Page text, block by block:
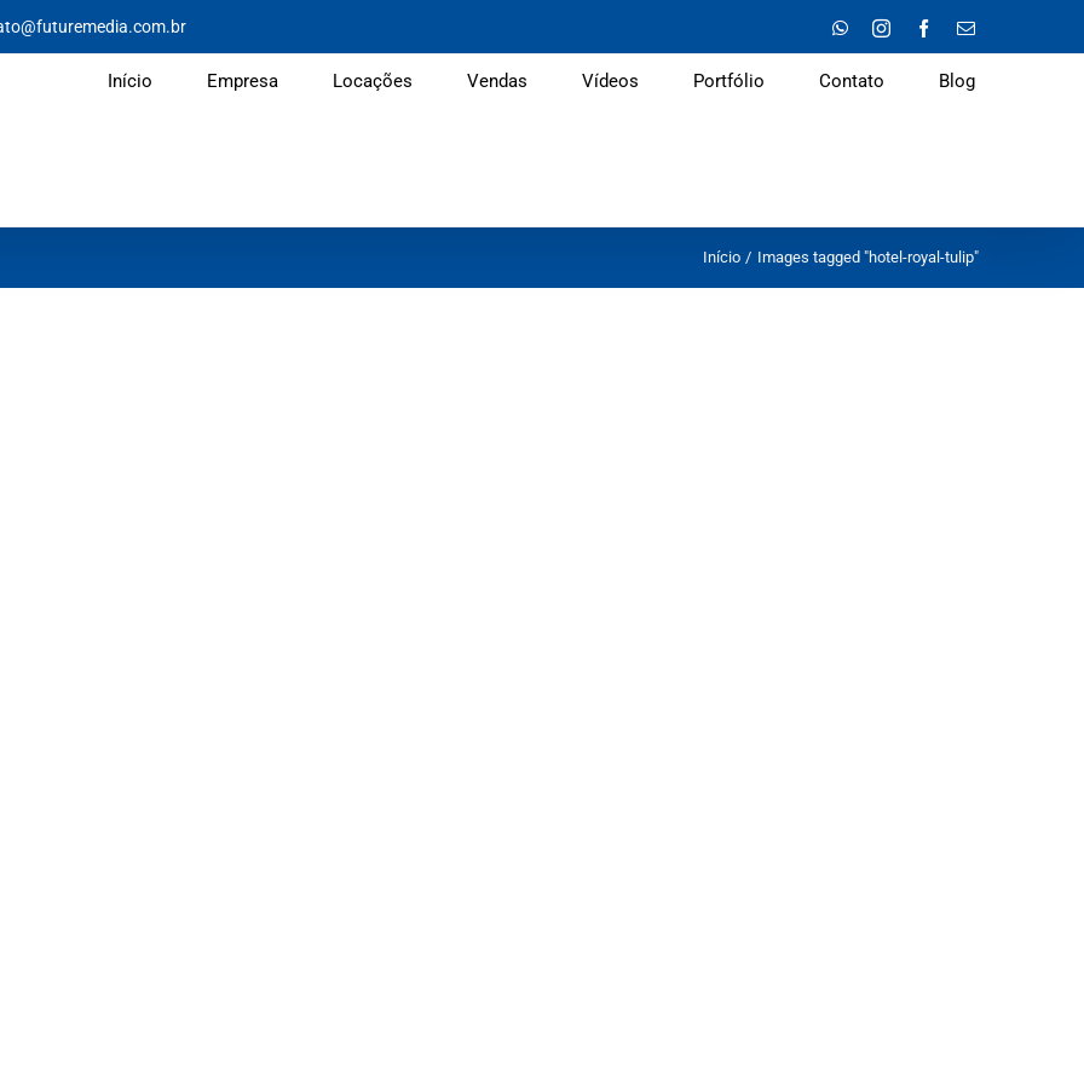
WhatsAppInstagramFacebook
E-
Início Empresa Locações Vendas Vídeos Portfólio Contato Blog
Início Images tagged "hotel-royal-tulip"